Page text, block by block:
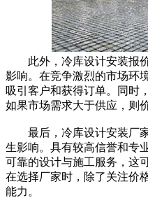
此外，冷库设计安装报价
影响。在竞争激烈的市场环
吸引客户和获得订单。同时
如果市场需求大于供应，则
最后，冷库设计安装厂家
生影响。具有较高信誉和专
可靠的设计与施工服务，这
在选择厂家时，除了关注价
能力。